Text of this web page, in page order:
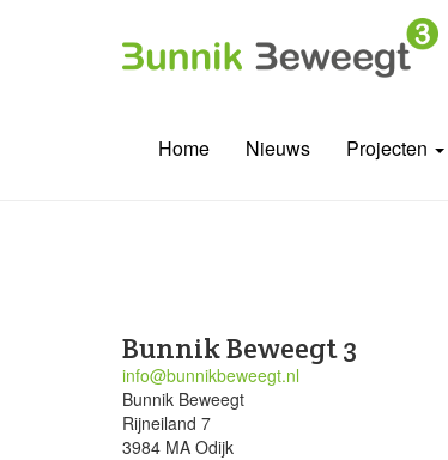
Home Nieuws Projecten
Bunnik Beweegt 3
info@bunnikbeweegt.nl
Bunnik Beweegt
Rijneiland 7
3984 MA Odijk